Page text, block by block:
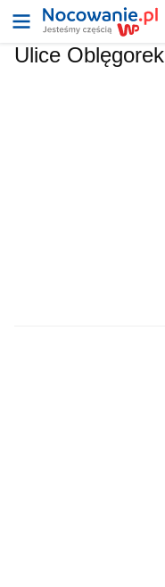
Ulice Oblęgorek